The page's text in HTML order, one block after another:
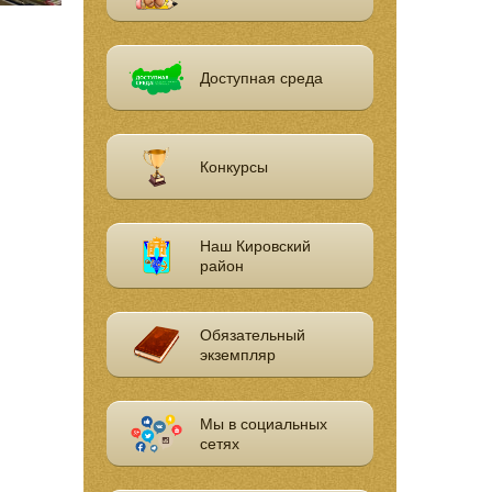
Доступная среда
Конкурсы
Наш Кировский
район
Обязательный
экземпляр
Мы в социальных
сетях